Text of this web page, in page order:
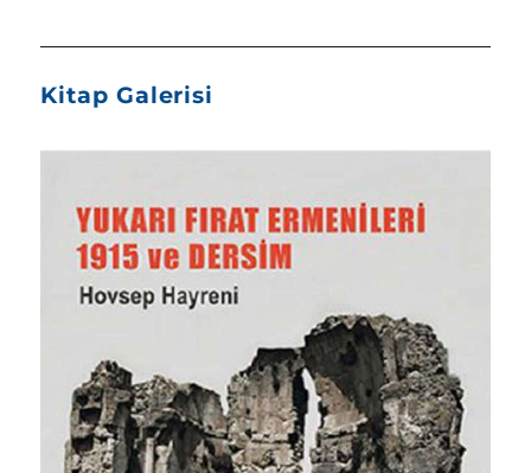
Kitap Galerisi